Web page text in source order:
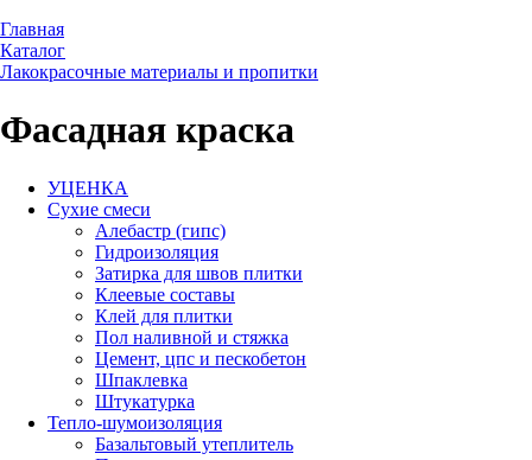
Главная
Каталог
Лакокрасочные материалы и пропитки
Фасадная краска
УЦЕНКА
Сухие смеси
Алебастр (гипс)
Гидроизоляция
Затирка для швов плитки
Клеевые составы
Клей для плитки
Пол наливной и стяжка
Цемент, цпс и пескобетон
Шпаклевка
Штукатурка
Тепло-шумоизоляция
Базальтовый утеплитель